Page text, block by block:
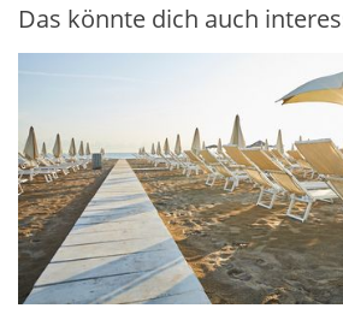
Das könnte dich auch